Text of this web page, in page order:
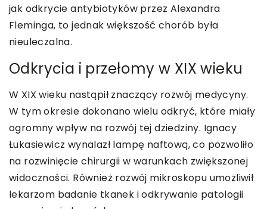
jak odkrycie antybiotyków przez Alexandra
Fleminga, to jednak większość chorób była
nieuleczalna.
Odkrycia i przełomy w XIX wieku
W XIX wieku nastąpił znaczący rozwój medycyny.
W tym okresie dokonano wielu odkryć, które miały
ogromny wpływ na rozwój tej dziedziny. Ignacy
Łukasiewicz wynalazł lampę naftową, co pozwoliło
na rozwinięcie chirurgii w warunkach zwiększonej
widoczności. Również rozwój mikroskopu umożliwił
lekarzom badanie tkanek i odkrywanie patologii